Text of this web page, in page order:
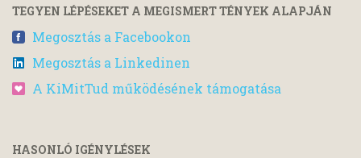
TEGYEN LÉPÉSEKET A MEGISMERT TÉNYEK ALAPJÁN
Megosztás a Facebookon
Megosztás a Linkedinen
A KiMitTud működésének támogatása
HASONLÓ IGÉNYLÉSEK